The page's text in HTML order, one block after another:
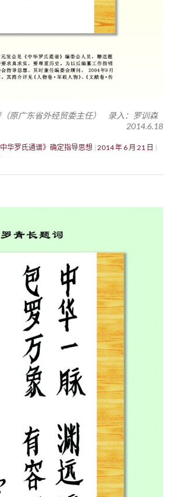
（原广东省外经贸委主任） 录入：罗训森
2014.6.18
华罗氏通谱》确定指导思想 2014 年 6 月 21 日